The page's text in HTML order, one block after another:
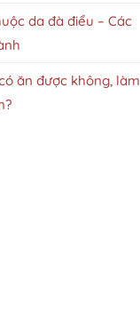
da đà điểu – Các
ăn được không, làm